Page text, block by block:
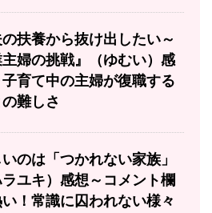
の扶養から抜け出したい～
婦の挑戦』（ゆむい）感
育て中の主婦が復職する
難しさ
のは「つかれない家族」
ラユキ）感想～コメント欄
！常識に囚われない様々